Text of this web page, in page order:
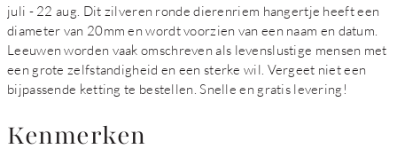
juli - 22 aug. Dit zilveren ronde dierenriem hangertje heeft een
diameter van 20mm en wordt voorzien van een naam en datum.
Leeuwen worden vaak omschreven als levenslustige mensen met
een grote zelfstandigheid en een sterke wil. Vergeet niet een
bijpassende ketting te bestellen. Snelle en gratis levering!
Kenmerken